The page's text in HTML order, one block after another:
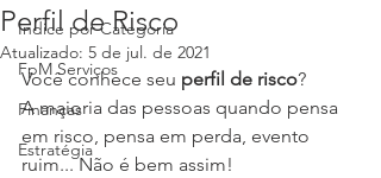
Índice por Categoria
FpM Serviços
Finanças
Estratégia
Perfil de Risco
Atualizado: 5 de jul. de 2021
Você conhece seu perfil de risco?
A maioria das pessoas quando pensa
em risco, pensa em perda, evento
ruim... Não é bem assim!